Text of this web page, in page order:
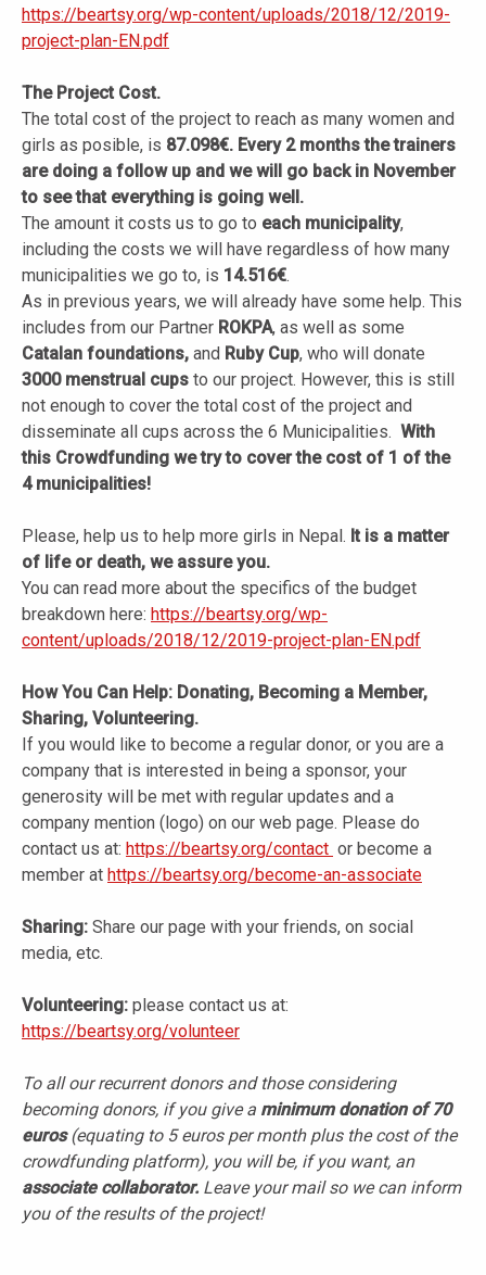
https://beartsy.org/wp-content/uploads/2018/12/2019-
project-plan-EN.pdf
The Project Cost.
The total cost of the project to reach as many women and
girls as posible, is 87.098€. Every 2 months the trainers
are doing a follow up and we will go back in November
to see that everything is going well.
The amount it costs us to go to each municipality,
including the costs we will have regardless of how many
municipalities we go to, is 14.516€.
As in previous years, we will already have some help. This
includes from our Partner ROKPA, as well as some
Catalan foundations, and Ruby Cup, who will donate
3000 menstrual cups to our project. However, this is still
not enough to cover the total cost of the project and
disseminate all cups across the 6 Municipalities. With
this Crowdfunding we try to cover the cost of 1 of the
4 municipalities!
Please, help us to help more girls in Nepal. It is a matter
of life or death, we assure you.
You can read more about the specifics of the budget
breakdown here: https://beartsy.org/wp-
content/uploads/2018/12/2019-project-plan-EN.pdf
How You Can Help: Donating, Becoming a Member,
Sharing, Volunteering.
If you would like to become a regular donor, or you are a
company that is interested in being a sponsor, your
generosity will be met with regular updates and a
company mention (logo) on our web page. Please do
contact us at: https://beartsy.org/contact or become a
member at https://beartsy.org/become-an-associate
Sharing: Share our page with your friends, on social
media, etc.
Volunteering: please contact us at:
https://beartsy.org/volunteer
To all our recurrent donors and those considering
becoming donors, if you give a minimum donation of 70
euros(equating to 5 euros per month plus the cost of the
crowdfunding platform), you will be, if you want, an
associate collaborator. Leave your mail so we can inform
you of the results of the project!